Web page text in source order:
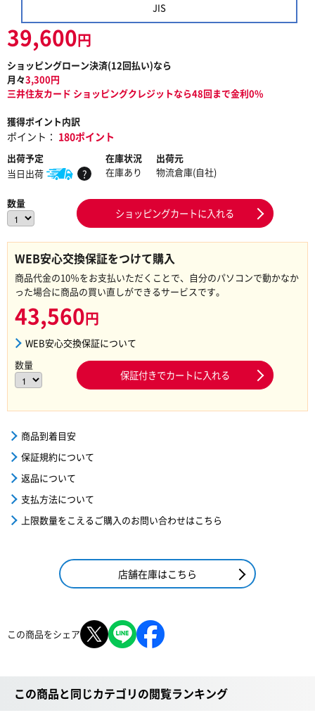
JIS
39,600円
ショッピングローン決済(12回払い)なら
月々3,300円
三井住友カード ショッピングクレジットなら48回まで金利0%
獲得ポイント内訳
ポイント： 180ポイント
出荷予定
当日出荷
?
在庫状況
在庫あり
出荷元
物流倉庫(自社)
数量
ショッピングカートに入れる
WEB安心交換保証をつけて購入
商品代金の10％をお支払いただくことで、自分のパソコンで動かなか
った場合に商品の買い直しができるサービスです。
43,560円
WEB安心交換保証について
数量
保証付きでカートに入れる
商品到着目安
保証規約について
返品について
支払方法について
上限数量をこえるご購入のお問い合わせはこちら
店舗在庫はこちら
この商品をシェア
この商品と同じカテゴリの閲覧ランキング